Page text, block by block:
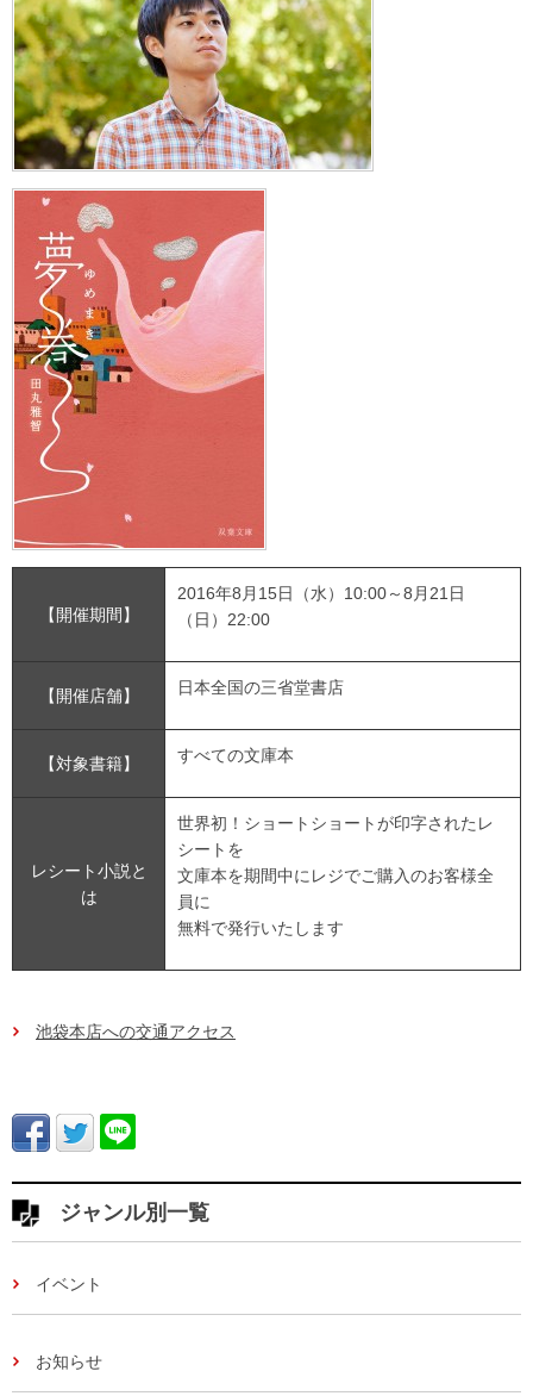
【開催期間】
2016年8月15日（水）10:00～8月21日
（日）22:00
【開催店舗】 日本全国の三省堂書店
【対象書籍】 すべての文庫本
レシート小説と
は
世界初！ショートショートが印字されたレ
シートを
文庫本を期間中にレジでご購入のお客様全
員に
無料で発行いたします
池袋本店への交通アクセス
ジャンル別一覧
イベント
お知らせ